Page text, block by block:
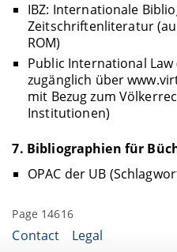
IBZ: Internationale
Zeitschriftenliteratur
ROM)
Public International
zugänglich über
mit Bezug zum
Institutionen)
7. Bibliographien für
OPAC der UB
Page 14616
Contact Legal